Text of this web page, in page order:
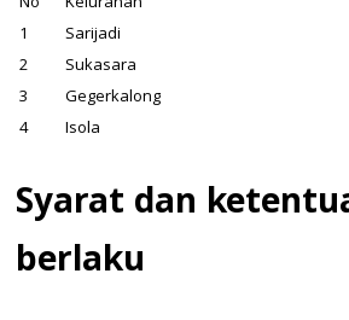
1
Sarijadi
2
Sukasara
3
Gegerkalong
4
Isola
Syarat dan
berlaku